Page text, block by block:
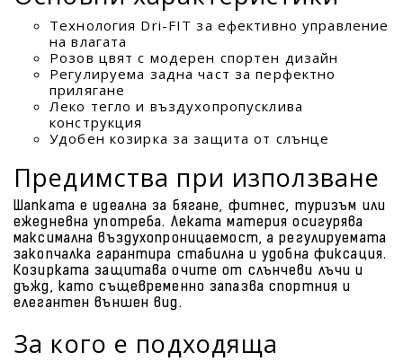
Технология Dri-FIT за ефективно управление
на влагата
Розов цвят с модерен спортен дизайн
Регулируема задна част за перфектно
прилягане
Леко тегло и въздухопропусклива
конструкция
Удобен козирка за защита от слънце
Предимства при използване
Шапката е идеална за бягане, фитнес, туризъм или
ежедневна употреба. Леката материя осигурява
максимална въздухопроницаемост, а регулируемата
закопчалка гарантира стабилна и удобна фиксация.
Козирката защитава очите от слънчеви лъчи и
дъжд, като същевременно запазва спортния и
елегантен външен вид.
За кого е подходяща